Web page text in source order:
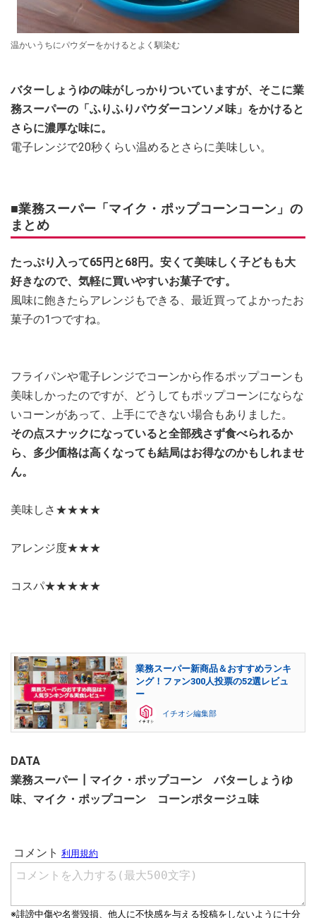
温かいうちにパウダーをかけるとよく馴染む
バターしょうゆの味がしっかりついていますが、そこに業
務スーパーの「ふりふりパウダーコンソメ味」をかけると
さらに濃厚な味に。
電子レンジで20秒くらい温めるとさらに美味しい。
■業務スーパー「マイク・ポップコーンコーン」の
まとめ
たっぷり入って65円と68円。安くて美味しく子どもも大
好きなので、気軽に買いやすいお菓子です。
風味に飽きたらアレンジもできる、最近買ってよかったお
菓子の1つですね。
フライパンや電子レンジでコーンから作るポップコーンも
美味しかったのですが、どうしてもポップコーンにならな
いコーンがあって、上手にできない場合もありました。
その点スナックになっていると全部残さず食べられるか
ら、多少価格は高くなっても結局はお得なのかもしれませ
ん。
美味しさ★★★★
アレンジ度★★★
コスパ★★★★★
業務スーパー新商品＆おすすめランキ
ング！ファン300人投票の52選レビュ
ー
イチオシ編集部
DATA
業務スーパー┃マイク・ポップコーン バターしょうゆ
味、マイク・ポップコーン コーンポタージュ味